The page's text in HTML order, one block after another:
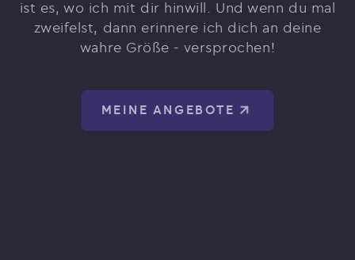
ist es, wo ich mit dir hinwill. Und wenn du mal
zweifelst, dann erinnere ich dich an deine
wahre Größe - versprochen!
MEINE ANGEBOTE